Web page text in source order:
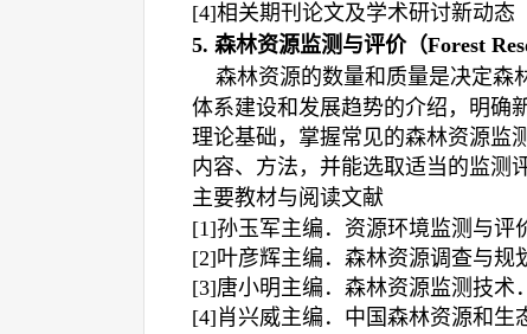
[4]相关期刊论文及学术研讨新动态
5. 森林资源监测与评价（Forest
森林资源的数量和质量是决定森
体系建设和发展趋势的介绍，明确
理论基础，掌握常见的森林资源监
内容、方法，并能选取适当的监测
主要教材与阅读文献
[1]孙玉军主编．资源环境监测与评
[2]叶彦辉主编．森林资源调查与规
[3]唐小明主编．森林资源监测技术
[4] 肖兴威主编．中国森林资源和生